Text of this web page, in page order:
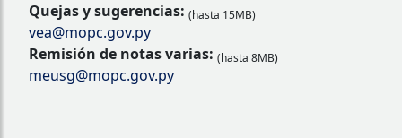
Quejas y sugerencias: (hasta 15MB)
vea@mopc.gov.py
Remisión de notas varias: (hasta 8MB)
meusg@mopc.gov.py